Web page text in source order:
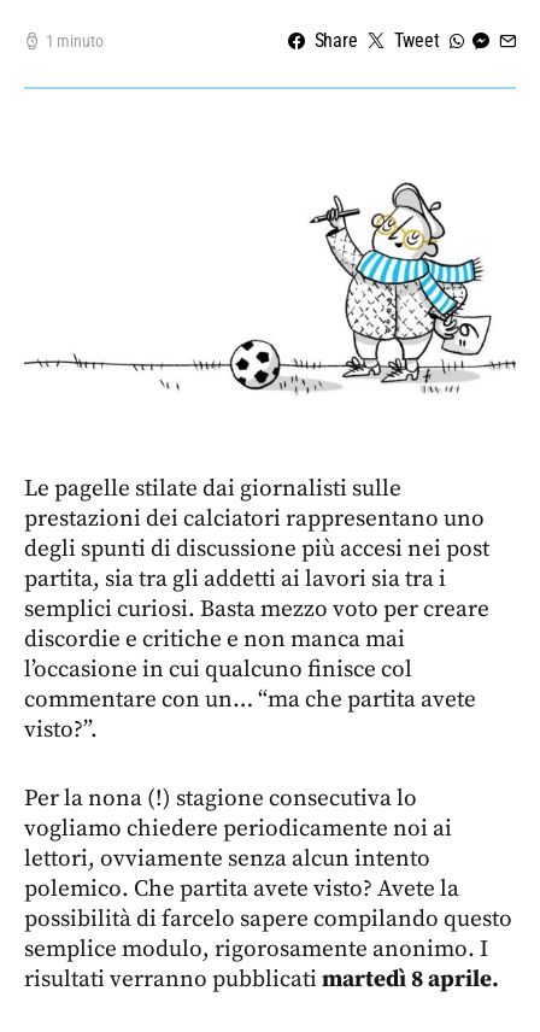
1 minuto Share Tweet
Le pagelle stilate dai giornalisti sulle
prestazioni dei calciatori rappresentano uno
degli spunti di discussione più accesi nei post
partita, sia tra gli addetti ai lavori sia tra i
semplici curiosi. Basta mezzo voto per creare
discordie e critiche e non manca mai
l’occasione in cui qualcuno finisce col
commentare con un… “ma che partita avete
visto?”.
Per la nona (!) stagione consecutiva lo
vogliamo chiedere periodicamente noi ai
lettori, ovviamente senza alcun intento
polemico. Che partita avete visto? Avete la
possibilità di farcelo sapere compilando questo
semplice modulo, rigorosamente anonimo. I
risultati verranno pubblicati martedì 8 aprile.